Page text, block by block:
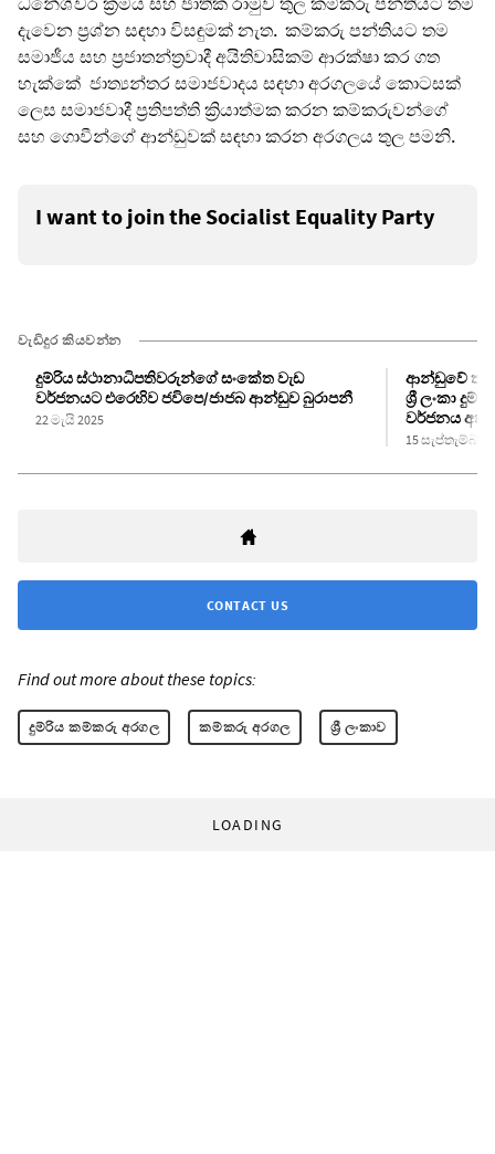
දැවෙන ප්‍රශ්න සඳහා විසඳුමක් නැත. කම්කරු පන්තියට තම
සමාජීය සහ ප්‍රජාතන්ත්‍රවාදී අයිතිවාසිකම් ආරක්ෂා කර ගත
හැක්කේ ජාත්‍යන්තර සමාජවාදය සඳහා අරගලයේ කොටසක්
ලෙස සමාජවාදී ප්‍රතිපත්ති ක්‍රියාත්මක කරන කම්කරුවන්ගේ
සහ ගොවීන්ගේ ආන්ඩුවක් සඳහා කරන අරගලය තුල පමනි.
I want to join the Socialist Equality Party
වැඩිදුර කියවන්න
දුම්රිය ස්ථානාධිපතිවරුන්ගේ සංකේත වැඩ
වර්ජනයට එරෙහිව ජවිපෙ/ජාජබ ආන්ඩුව බුරාපනී
22 මැයි 2025
ආන්ඩුවේ
ශ්‍රී ලංකා
වර්ජනය
15 සැප්තැම්බර්
CONTACT US
Find out more about these topics:
දුම්රිය කම්කරු අරගල කම්කරු අරගල ශ්‍රී ලංකාව
LOADING